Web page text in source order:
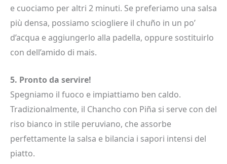
e cuociamo per altri 2 minuti. Se preferiamo una salsa
più densa, possiamo sciogliere il chuño in un po’
d’acqua e aggiungerlo alla padella, oppure sostituirlo
con dell’amido di mais.
5. Pronto da servire!
Spegniamo il fuoco e impiattiamo ben caldo.
Tradizionalmente, il Chancho con Piña si serve con del
riso bianco in stile peruviano, che assorbe
perfettamente la salsa e bilancia i sapori intensi del
piatto.